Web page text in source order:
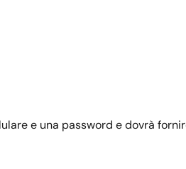
e una password e dovrà